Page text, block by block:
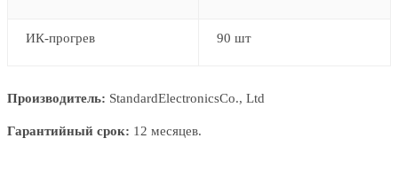
ИК-прогрев 90 шт
Производитель: StandardElectronicsCo., Ltd
Гарантийный срок: 12 месяцев.